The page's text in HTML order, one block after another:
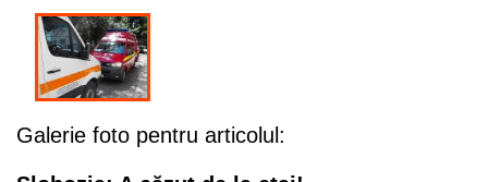
Galerie foto pentru articolul: